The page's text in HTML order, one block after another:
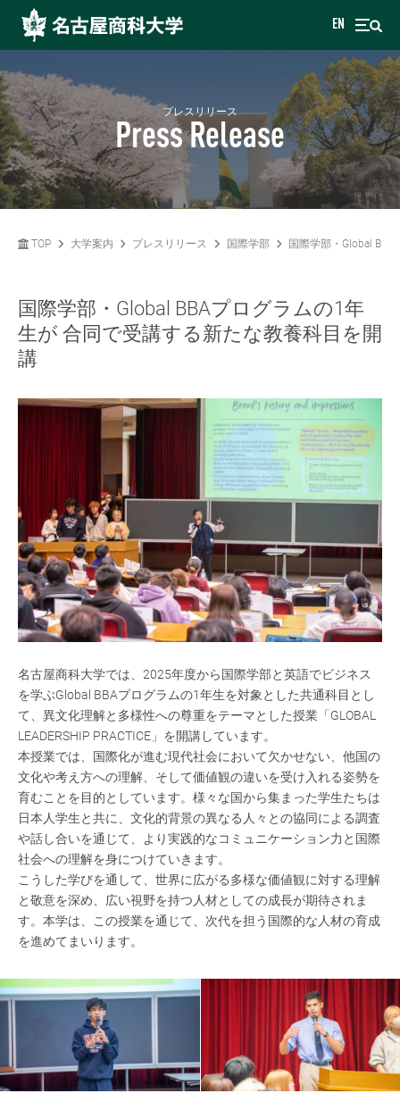
EN
プレスリリース
Press Release
TOP 大学案内 プレスリリース 国際学部 国際学部・Global
国際学部・Global BBAプログラムの1年
生が 合同で受講する新たな教養科目を開
講
名古屋商科大学では、2025年度から国際学部と英語でビジネス
を学ぶGlobal BBAプログラムの1年生を対象とした共通科目とし
て、異文化理解と多様性への尊重をテーマとした授業「GLOBAL
LEADERSHIP PRACTICE」を開講しています。
本授業では、国際化が進む現代社会において欠かせない、他国の
文化や考え方への理解、そして価値観の違いを受け入れる姿勢を
育むことを目的としています。様々な国から集まった学生たちは
日本人学生と共に、文化的背景の異なる人々との協同による調査
や話し合いを通じて、より実践的なコミュニケーション力と国際
社会への理解を身につけていきます。
こうした学びを通して、世界に広がる多様な価値観に対する理解
と敬意を深め、広い視野を持つ人材としての成長が期待されま
す。本学は、この授業を通じて、次代を担う国際的な人材の育成
を進めてまいります。